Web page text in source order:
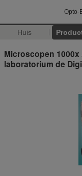
Opto-
Huis
Microscopen 1000x
laboratorium de